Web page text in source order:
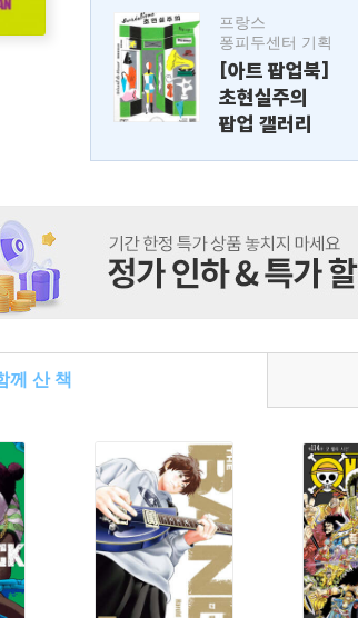
프랑스
퐁피두센터 기획
[아트 팝업북]
초현실주의
팝업 갤러리
께 산 책